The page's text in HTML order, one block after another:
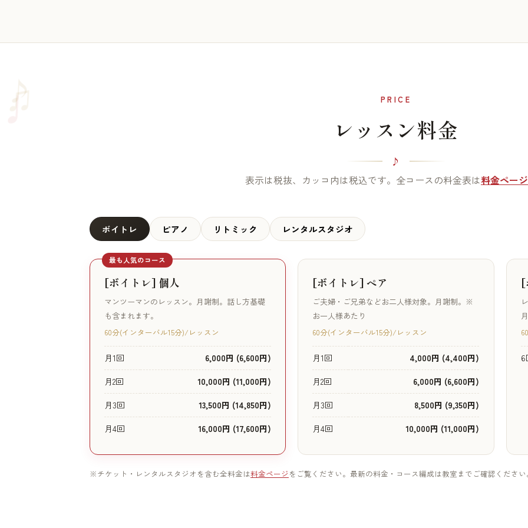
♪
♫ PRICE
レッスン料金
表示は税抜、カッコ内は税込です。全コースの料金表は料金ページ
ボイトレ ピアノ リトミック レンタルスタジオ
最も人気のコース
[ボイトレ] 個人
マンツーマンのレッスン。月謝制。話し方基礎
も含まれます。
60分(インターバル15分)/レッスン
月1回
6,000円 (6,600円)
月2回
10,000円 (11,000円)
月3回
13,500円 (14,850円)
月4回
16,000円 (17,600円)
[ボイトレ] ペア
ご夫婦・ご兄弟などお二人様対象。月謝制。※
お一人様あたり
60分(インターバル15分)/レッスン
月1回
4,000円 (4,400円)
月2回
6,000円 (6,600円)
月3回
8,500円 (9,350円)
月4回
10,000円 (11,000円)
[
6
※チケット・レンタルスタジオを含む全料金は料金ページ をご覧ください。最新の料金・コース編成は教室までご確認くださ